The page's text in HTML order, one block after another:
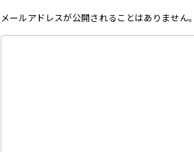
メールアドレスが公開されることはありません